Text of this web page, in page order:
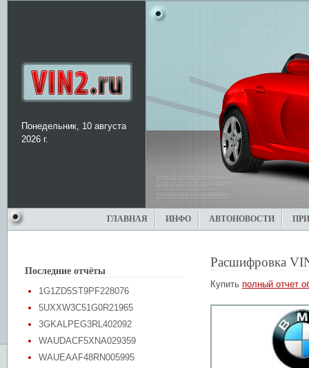
Понедельник, 10 августа
2026 г.
ГЛАВНАЯ ИНФО АВТОНОВОСТИ
Последние отчёты
1G1ZD5ST9PF228076
5UXXW3C51G0R21965
3GKALPEG3RL402092
WAUDACF5XNA029359
WAUEAAF48RN005995
Расшифровка
Купить полный отчет